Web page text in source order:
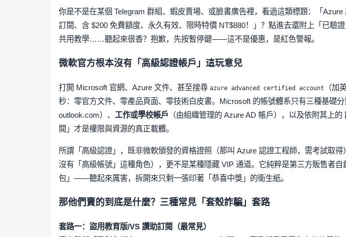
你是不是在某個 Telegram 群組、蝦皮賣場、或臉書廣告裡，看過這類標題：「
訂閱、含 $200 免費額度、永久有效、限時特價 NT$880！」？點進去還附上「已驗
共用教學……聽起來很香？抱歉，先按暫停鍵——這不是優惠，是紅色警報。
微軟官方根本沒有「高級認證帳戶」這玩意兒
打開 Microsoft 官網、Azure 文件、甚至搜尋 azure advanced certified account
（加
秒：零官方文件、零產品頁面、零技術白皮書。Microsoft 的帳號體系只有三種基礎分
outlook.com）、 工作或學校帳戶 （由組織管理的 Azure AD 帳戶），以及依附其上的
閱」才是權限與資源的真正載體。
所謂「高級認證」，既非微軟頒發的資格證照（那叫 Azure 認證工程師，需考試取
沒有「高級帳號」這種角色），更不是某種隱藏 VIP 通道。它純粹是第三方販售者
包」——聽起來厲害，拆開來只剩一張印著「恭喜中獎」的衛生紙。
那他們賣的到底是什麼？三種常見「套殼詐騙」套路
套路一：盜用教育版/VS 讚助訂閱（最常見）